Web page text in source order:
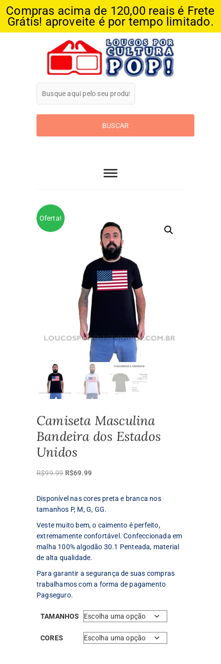
Compras acima de 120,00 reais é Frete
Grátis! aproveite é por tempo limitado.
Loucos Por
Cultura Pop
Oferta!
Camiseta Masculina
Bandeira dos Estados
Unidos
R$99.99 O
original
R$69.99O
Disponível nas cores preta e branca nos
tamanhos P, M, G, GG.
Veste muito bem, o caimento é perfeito,
extremamente confortável. Confeccionada em
malha 100% algodão 30.1 Penteada, material
de alta qualidade.
Para garantir a segurança de suas compras
trabalhamos com a forma de pagamento
Pagseguro.
TAMANHOS
CORES